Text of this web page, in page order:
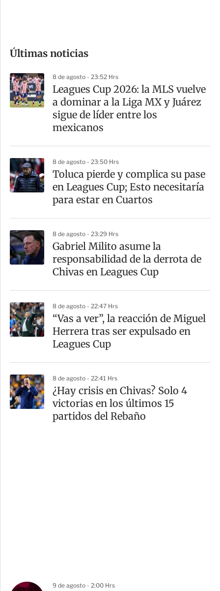
m
a
r
t
Últimas noticias
8 de agosto - 23:52 Hrs
Leagues Cup 2026: la MLS vuelve
a dominar a la Liga MX y Juárez
sigue de líder entre los
mexicanos
8 de agosto - 23:50 Hrs
Toluca pierde y complica su pase
en Leagues Cup; Esto necesitaría
para estar en Cuartos
8 de agosto - 23:29 Hrs
Gabriel Milito asume la
responsabilidad de la derrota de
Chivas en Leagues Cup
8 de agosto - 22:47 Hrs
“Vas a ver”, la reacción de Miguel
Herrera tras ser expulsado en
Leagues Cup
8 de agosto - 22:41 Hrs
¿Hay crisis en Chivas? Solo 4
victorias en los últimos 15
partidos del Rebaño
9 de agosto - 2:00 Hrs